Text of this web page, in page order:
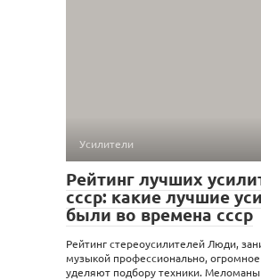
Усилители
Рейтинг лучших
ссср: какие лучшие
были во времена ссср
Рейтинг стереоусилителей Люди,
музыкой профессионально,
уделяют подбору техники.